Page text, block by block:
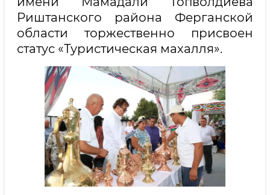
Риштанского района Ферганской
области торжественно присвоен
статус «Туристическая махалля».